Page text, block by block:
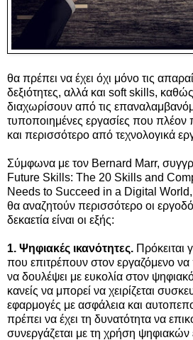
θα πρέπει να έχει όχι μόνο τις
δεξιότητες, αλλά και soft skills,
διαχωρίσουν από τις
τυποποιημένες εργασίες που πλέον
και περισσότερο από τεχνολογικά
Σύμφωνα με τον Bernard Marr,
Future Skills: The 20 Skills and
Needs to Succeed in a Digital World,
θα αναζητούν περισσότερο οι
δεκαετία είναι οι εξής:
1. Ψηφιακές ικανότητες. Πρόκειται
που επιτρέπουν στον εργαζόμενο να
να δουλέψει με ευκολία στον
κανείς να μπορεί να χειρίζεται
εφαρμογές με ασφάλεια και
πρέπει να έχει τη δυνατότητα να
συνεργάζεται με τη χρήση ψηφιακών